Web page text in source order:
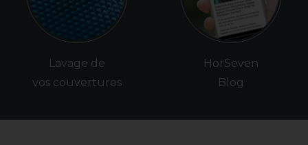
Lavage de
vos couvertures
HorSeven
Blog